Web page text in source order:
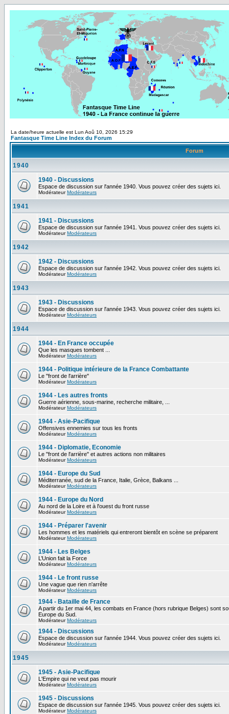
La date/heure actuelle est Lun Aoû 10, 2026 15:29
Fantasque Time Line Index du Forum
Forum
1940
1940 - Discussions
Espace de discussion sur l'année 1940. Vous pouvez créer des sujets ici.
ModérateurModérateurs
1941
1941 - Discussions
Espace de discussion sur l'année 1941. Vous pouvez créer des sujets ici.
ModérateurModérateurs
1942
1942 - Discussions
Espace de discussion sur l'année 1942. Vous pouvez créer des sujets ici.
ModérateurModérateurs
1943
1943 - Discussions
Espace de discussion sur l'année 1943. Vous pouvez créer des sujets ici.
ModérateurModérateurs
1944
1944 - En France occupée
Que les masques tombent ...
ModérateurModérateurs
1944 - Politique intérieure de la France Combattante
Le "front de l'arrière"
ModérateurModérateurs
1944 - Les autres fronts
Guerre aérienne, sous-marine, recherche militaire, ...
ModérateurModérateurs
1944 - Asie-Pacifique
Offensives ennemies sur tous les fronts
ModérateurModérateurs
1944 - Diplomatie, Economie
Le "front de l'arrière" et autres actions non militaires
ModérateurModérateurs
1944 - Europe du Sud
Méditerranée, sud de la France, Italie, Grèce, Balkans ...
ModérateurModérateurs
1944 - Europe du Nord
Au nord de la Loire et à l'ouest du front russe
ModérateurModérateurs
1944 - Préparer l'avenir
Les hommes et les matériels qui entreront bientôt en scène se préparent
ModérateurModérateurs
1944 - Les Belges
L’Union fait la Force
ModérateurModérateurs
1944 - Le front russe
Une vague que rien n'arrête
ModérateurModérateurs
1944 - Bataille de France
A partir du 1er mai 44, les combats en France (hors rubrique Belges) sont
Europe du Sud.
ModérateurModérateurs
1944 - Discussions
Espace de discussion sur l'année 1944. Vous pouvez créer des sujets ici.
ModérateurModérateurs
1945
1945 - Asie-Pacifique
L'Empire qui ne veut pas mourir
ModérateurModérateurs
1945 - Discussions
Espace de discussion sur l'année 1945. Vous pouvez créer des sujets ici.
ModérateurModérateurs